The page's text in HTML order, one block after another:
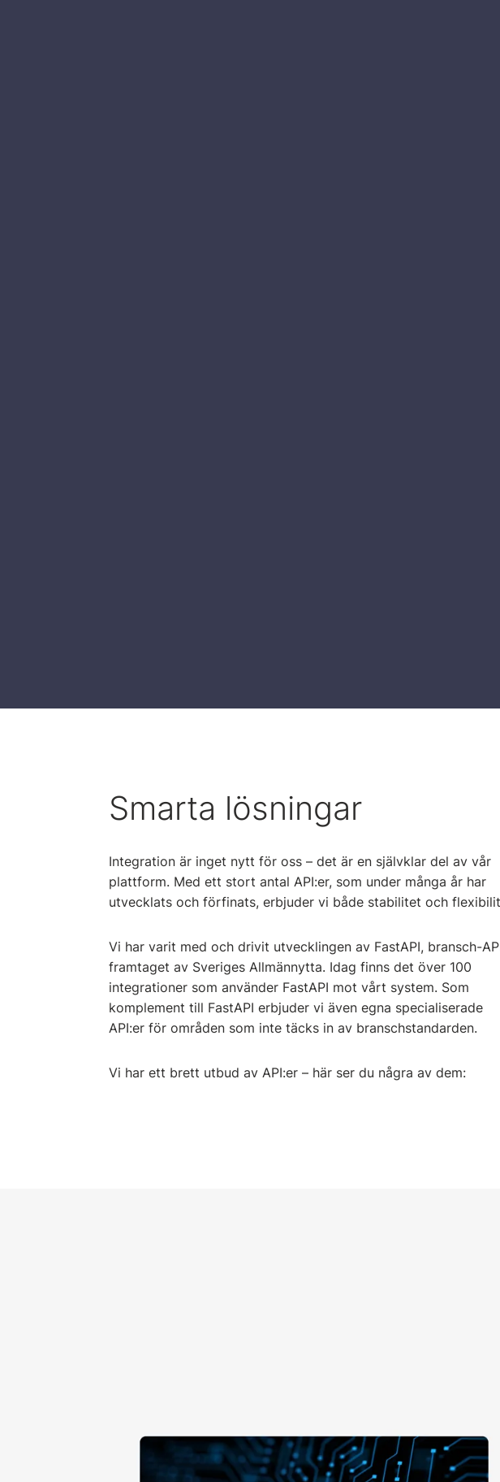
Smarta lösningar
Integration är inget nytt för oss – det är en självklar del av vår
plattform. Med ett stort antal API:er, som under många år har
utvecklats och förfinats, erbjuder vi både stabilitet och
Vi har varit med och drivit utvecklingen av FastAPI, bransch-
framtaget av Sveriges Allmännytta. Idag finns det över 100
integrationer som använder FastAPI mot vårt system. Som
komplement till FastAPI erbjuder vi även egna specialiserade
API:er för områden som inte täcks in av branschstandarden.
Vi har ett brett utbud av API:er – här ser du några av dem: